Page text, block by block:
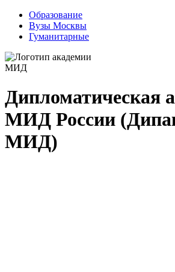
Образование
Вузы Москвы
Гуманитарные
Дипломатическая
МИД России
МИД)